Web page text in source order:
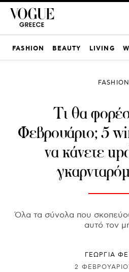
FASHION BEAUTY LIVING
FASHION
Τι θα
Φεβρουάριο; 5
να κάνετε
Όλα τα σύνολα που
αυτό τον
ΓΕΩΡΓΙΑ
2